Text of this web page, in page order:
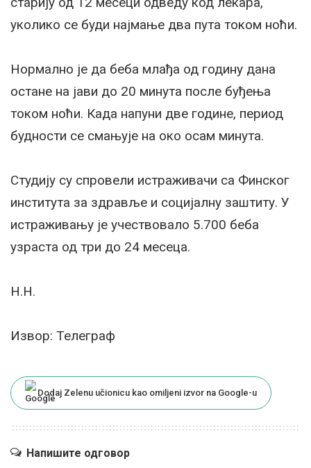
уколико се буди најмање два пута током ноћи.
Нормално је да беба млађа од годину дана
остане на јави до 20 минута после буђења
током ноћи. Када напуни две године, период
будности се смањује на око осам минута.
Студију су спровели истраживачи са Финског
института за здравље и социјалну заштиту. У
истраживању је учествовало 5.700 беба
узраста од три до 24 месеца.
Н.Н.
Извор: Телеграф
Dodaj Zelenu učionicu kao omiljeni izvor na Google-u
Напишите одговор